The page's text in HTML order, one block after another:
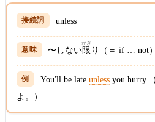
unless
〜しない限
かぎ
り（＝ if … not）
You'll be lateunless you hurry.
よ。）